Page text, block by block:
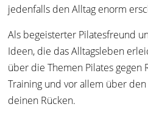
jedenfalls den Alltag enorm
Als begeisterter Pilatesfreund
Ideen, die das Alltagsleben
über die Themen Pilates gegen
Training und vor allem über
deinen Rücken.